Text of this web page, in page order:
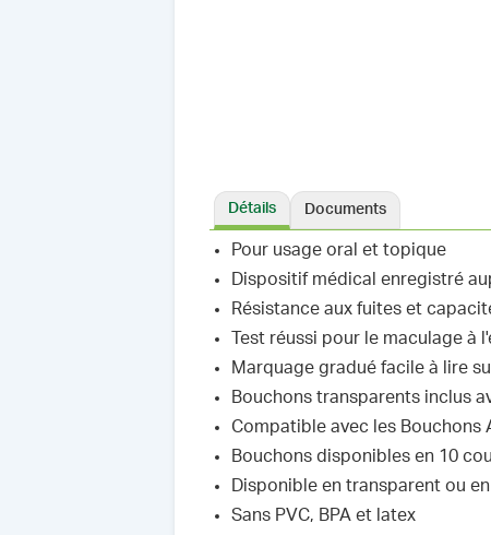
Détails Documents
Pour usage oral et topique
Dispositif médical enregistré
Résistance aux fuites et
Test réussi pour le maculage à
Marquage gradué facile à lire
Bouchons transparents inclus
Compatible avec les
Bouchons disponibles en 10
Disponible en transparent ou
Sans PVC, BPA et latex